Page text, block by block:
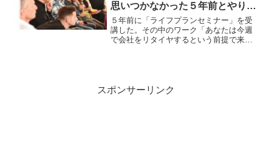
思いつかなかった５年前とやりた
いことでいっぱいの今
５年前に「ライフプランセミナー」を受
講した。その中のワーク「あなたは今週
で会社をリタイヤするという前提で来週
スポンサーリンク